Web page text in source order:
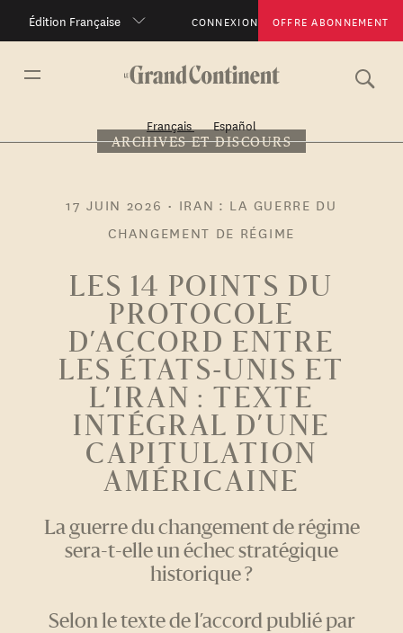
Édition Française CONNEXION OFFRE ABONNEMENT
Français Español
ARCHIVES ET DISCOURS
17 JUIN 2026 • IRAN : LA GUERRE DU
CHANGEMENT DE RÉGIME
LES 14 POINTS DU
PROTOCOLE
D’ACCORD ENTRE
LES ÉTATS-UNIS ET
L’IRAN : TEXTE
INTÉGRAL D’UNE
CAPITULATION
AMÉRICAINE
La guerre du changement de régime
sera-t-elle un échec stratégique
historique ?
Selon le texte de l’accord publié par